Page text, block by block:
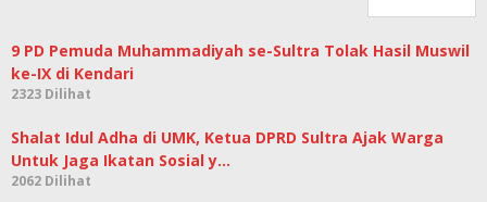
9 PD Pemuda Muhammadiyah se-Sultra Tolak Hasil Muswil
ke-IX di Kendari
2323 Dilihat
Shalat Idul Adha di UMK, Ketua DPRD Sultra Ajak Warga
Untuk Jaga Ikatan Sosial y…
2062 Dilihat